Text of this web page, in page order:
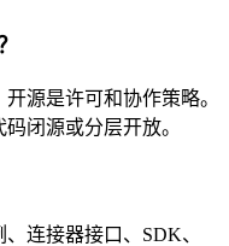
源是许可和协作策略。
闭源或分层开放。
连接器接口、SDK、